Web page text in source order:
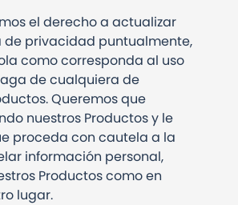
el derecho a actualizar
de privacidad puntualmente,
como corresponda al uso
de cualquiera de
Queremos que
nuestros Productos y le
proceda con cautela a la
información personal,
Productos como en
lugar.